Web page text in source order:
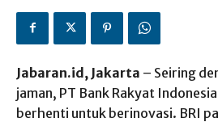
Jabaran.id, Jakarta – Seiring
jaman, PT Bank Rakyat
berhenti untuk berinovasi. BRI